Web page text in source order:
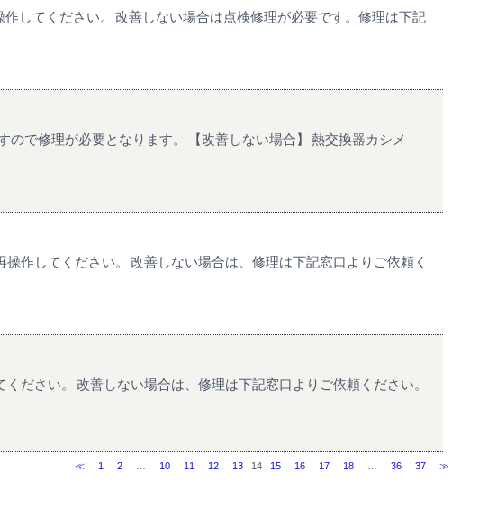
してください。 改善しない場合は点検修理が必要です。修理は下記
で修理が必要となります。 【改善しない場合】 熱交換器カシメ
作してください。 改善しない場合は、修理は下記窓口よりご依頼く
ださい。 改善しない場合は、修理は下記窓口よりご依頼ください。
≪ 1 2 10 11 12 13 14 15 16 17 18 36 37 ≫